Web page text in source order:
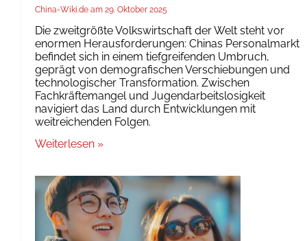
China-Wiki.de 29. Oktober 2025
Die zweitgrößte Volkswirtschaft der Welt steht vor
enormen Herausforderungen: Chinas Personalmarkt
befindet sich in einem tiefgreifenden Umbruch,
geprägt von demografischen Verschiebungen und
technologischer Transformation. Zwischen
Fachkräftemangel und Jugendarbeitslosigkeit
navigiert das Land durch Entwicklungen mit
weitreichenden Folgen.
Weiterlesen »